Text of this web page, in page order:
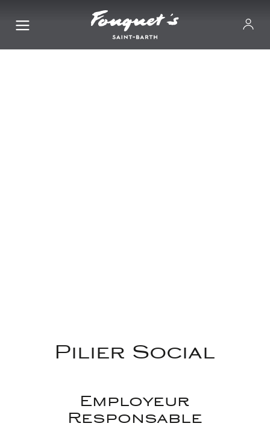
Pilier Social
Employeur
Responsable